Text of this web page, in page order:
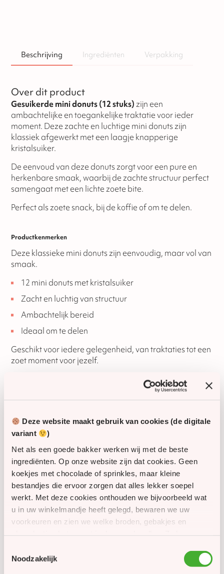
Deze website maakt gebruik van cookies (de digitale
variant
)
Net als een goede bakker werken wij met de beste
ingrediënten. Op onze website zijn dat cookies. Geen
koekjes met chocolade of sprinkles, maar kleine
bestandjes die ervoor zorgen dat alles lekker soepel
werkt. Met deze cookies onthouden we bijvoorbeeld wat
u in uw winkelmandje heeft gelegd, bewaren we uw
voorkeuren en zien we welke broden, gebakjes en
beter maken. Met uw toestemming gebruiken we
daarnaast cookies om u persoonlijke aanbiedingen,
Noodzakelijk
Beschrijving Ingrediënten Verpakking
Over dit product
Gesuikerde mini donuts (12 stuks) zijn een
ambachtelijke en toegankelijke traktatie voor ieder
moment. Deze zachte en luchtige mini donuts zijn
klassiek afgewerkt met een laagje knapperige
kristalsuiker.
De eenvoud van deze donuts zorgt voor een pure en
herkenbare smaak, waarbij de zachte structuur perfect
samengaat met een lichte zoete bite.
Perfect als zoete snack, bij de koffie of om te delen.
Productkenmerken
Deze klassieke mini donuts zijn eenvoudig, maar vol van
smaak.
12 mini donuts met kristalsuiker
Zacht en luchtig van structuur
Ambachtelijk bereid
Ideaal om te delen
Geschikt voor iedere gelegenheid, van traktaties tot een
zoet moment voor jezelf.
Geniet van deze klassieker en bestel nu .
SKU
80054
Houdbaarheid 4 dagen
Glutenvrij Nee
Lactosevrij Nee
Vegan Nee
Nee